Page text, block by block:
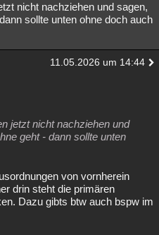
nicht nachziehen und sagen,
sollte unten ohne doch auch
11.05.2026 um 14:44
jetzt nicht nachziehen und
geht - dann sollte unten
von vornherein
drin steht die primären
Dazu gibts btw auch bspw im